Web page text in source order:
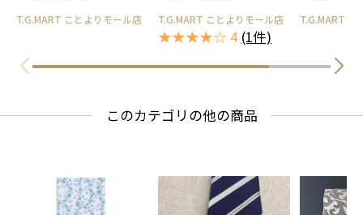
38mm （ Series1 Series2 Series3 ）シリーズ
1/2/3
40mm （ Series4 Series5 Series6 Series SE
Series SE2 ）シリーズ4/5/6/SE/SE2 第二世代
41mm ( series7/8/9 ) シリーズ7/8/9
1/2/3
44mm （ Series4 Series5 Series6 Series SE
多い カードケース じゃばら
キミング防止 小さめ 大人
T.G.MART ことよりモール店
サコッシュ 革 レザー お札
入れ 仕事用 通勤 通学 くす
がけ 縦型 2台収納
T.G.MART ことよりモール店
★★★★☆ 4 (1件)
ース かわい
リウス スズ
T.G.MART こ
このカテゴリの他の商品